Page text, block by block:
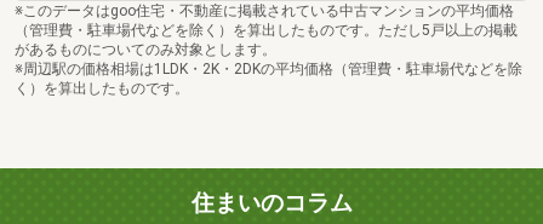
※このデータはgoo住宅・不動産に掲載されている中古マンションの平均価格
（管理費・駐車場代などを除く）を算出したものです。ただし5戸以上の掲載
があるものについてのみ対象とします。
※周辺駅の価格相場は1LDK・2K・2DKの平均価格（管理費・駐車場代などを除
く）を算出したものです。
住まいのコラム